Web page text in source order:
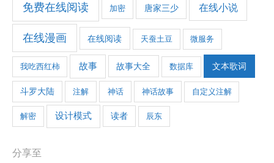
免费在线阅读 加密 唐家三少 在线小说
在线漫画 在线阅读 天蚕土豆 微服务
我吃西红柿 故事 故事大全 数据库 文本歌词
斗罗大陆 注解 神话 神话故事 自定义注解
解密 设计模式 读者 辰东
分享至